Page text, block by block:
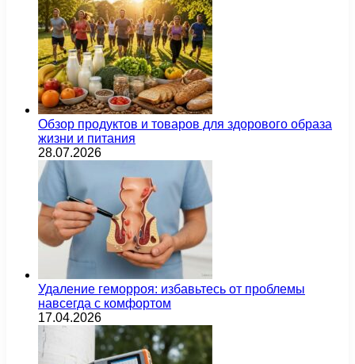
Обзор продуктов и товаров для здорового образа
жизни и питания
28.07.2026
Удаление геморроя: избавьтесь от проблемы
навсегда с комфортом
17.04.2026